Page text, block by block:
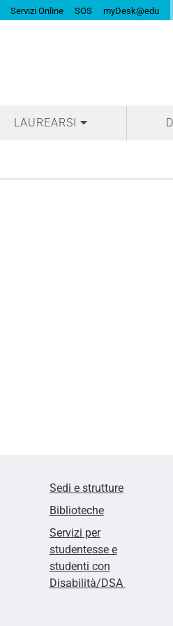
Servizi Online SOS myDesk@edu
LAUREARSI
Sedi e strutture
Biblioteche
Servizi per
studentesse e
studenti con
Disabilità/DSA